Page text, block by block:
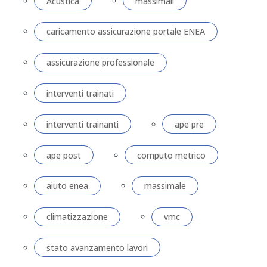
caricamento assicurazione portale ENEA
assicurazione professionale
interventi trainati
interventi trainanti ape pre
ape post computo metrico
aiuto enea massimale
climatizzazione vmc
stato avanzamento lavori